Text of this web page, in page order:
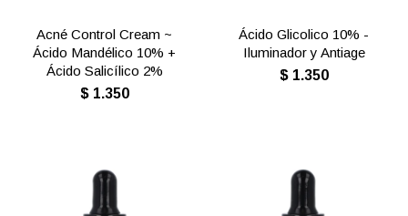
Acné Control Cream ~
Ácido Mandélico 10% +
Ácido Salicílico 2%
$ 1.350
Ácido Glicolico 10% -
Iluminador y Antiage
$ 1.350